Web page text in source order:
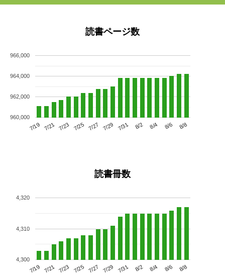
読書ページ数
7/19 7/21 7/23 7/25 7/27 7/29 7/31 8/2 8/4 8/6 8/8
960,000
962,000
964,000
966,000
読書冊数
7/19 7/21 7/23 7/25 7/27 7/29 7/31 8/2 8/4 8/6 8/8
4,300
4,310
4,320